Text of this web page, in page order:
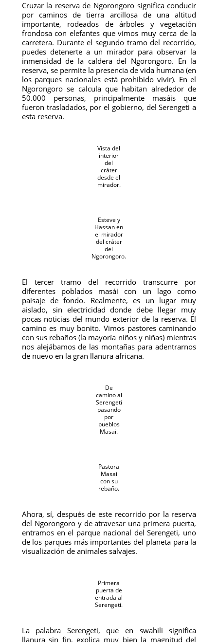
Cruzar la reserva de Ngorongoro significa conducir
por caminos de tierra arcillosa de una altitud
importante, rodeados de árboles y vegetación
frondosa con elefantes que vimos muy cerca de la
carretera. Durante el segundo tramo del recorrido,
puedes detenerte a un mirador para observar la
inmensidad de la caldera del Ngorongoro. En la
reserva, se permite la presencia de vida humana (en
los parques nacionales está prohibido vivir). En el
Ngorongoro se calcula que habitan alrededor de
50.000 personas, principalmente masáis que
fueron trasladados, por el gobierno, del Serengeti a
esta reserva.
Vista del
interior
del
cráter
desde el
mirador.
Esteve y
Hassan en
el mirador
del cráter
del
Ngorongoro.
El tercer tramo del recorrido transcurre por
diferentes poblados masái con un lago como
paisaje de fondo. Realmente, es un lugar muy
aislado, sin electricidad donde debe llegar muy
pocas noticias del mundo exterior de la reserva. El
camino es muy bonito. Vimos pastores caminando
con sus rebaños (la mayoría niños y niñas) mientras
nos alejábamos de las montañas para adentrarnos
de nuevo en la gran llanura africana.
De
camino al
Serengeti
pasando
por
pueblos
Masai.
Pastora
Masai
con su
rebaño.
Ahora, sí, después de este recorrido por la reserva
del Ngorongoro y de atravesar una primera puerta,
entramos en el parque nacional del Serengeti, uno
de los parques más importantes del planeta para la
visualización de animales salvajes.
Primera
puerta de
entrada al
Serengeti.
La palabra Serengeti, que en swahili significa
llanura sin fin, explica muy bien la magnitud del